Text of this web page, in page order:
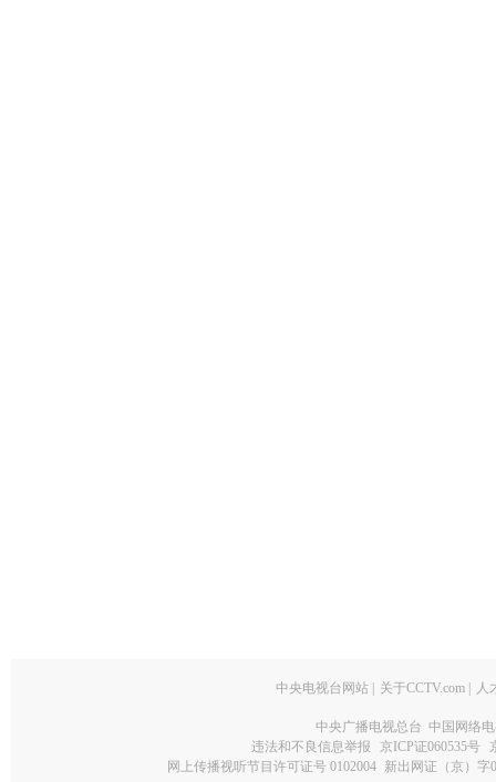
中央电视台网站 关于CCTV.com 人
中央广播电视总台 中国网络
违法和不良信息举报
京ICP证060535号
网上传播视听节目许可证号 0102004 新出网证（京）